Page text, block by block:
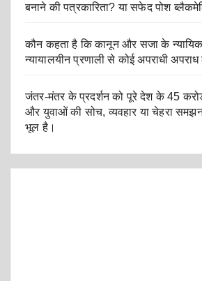
बनाने की पत्रकारिता? या सफेद पोश
कौन कहता है कि कानून और सजा के न्यायिक
न्यायालयीन प्रणाली से कोई अपराधी
जंतर-मंतर के प्रदर्शन को पूरे देश के 45
और युवाओं की सोच, व्यवहार या चेहरा
भूल है।